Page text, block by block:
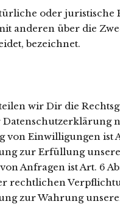
oder juristische
anderen über die
bezeichnet.
teilen wir Dir die
Einwilligungen ist
zur Erfüllung
Anfragen ist Art. 6
zur Wahrung